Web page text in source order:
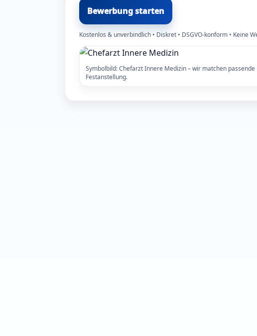
Bewerbung starten
Kostenlos & unverbindlich • Diskret • DSGVO-konform • Keine
Symbolbild: Chefarzt Innere Medizin – wir matchen
Festanstellung.